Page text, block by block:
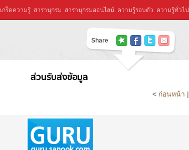
เกร็ดความรู้ สารานุกรม สารานุกรมออนไลน์ ความรู้รอบตัว ความรู้ทั่วไป
Share
ส่วนรับส่งข้อมูล
< ก่อนหน้า |